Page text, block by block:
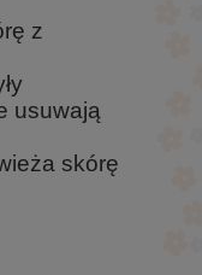
z
usuwają
skórę